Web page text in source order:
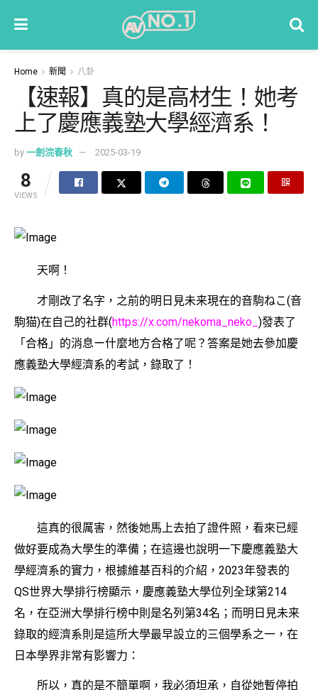
Home 新聞 八卦
【速報】真的是高材生！她考
上了慶應義塾大學經濟系！
by 一劍浣春秋 2025-03-19
8
VIEWS
天啊！
才剛改了名字，之前的明日見未来現在的音駒ねこ(音
駒猫)在自己的社群(https://x.com/nekoma_neko_ )發表了
「合格」的消息ー什麼地方合格了呢？答案是她去參加慶
應義塾大學經濟系的考試，錄取了！
這真的很厲害，然後她馬上去拍了證件照，看來已經
做好要成為大學生的準備；在這邊也說明一下慶應義塾大
學經濟系的實力，根據維基百科的介紹，2023年發表的
QS世界大學排行榜顯示，慶應義塾大學位列全球第214
名，在亞洲大學排行榜中則是名列第34名；而明日見未来
錄取的經濟系則是這所大學最早設立的三個學系之一，在
日本學界非常有影響力：
所以，真的是不簡單啊，我必須坦承，自從她暫停拍